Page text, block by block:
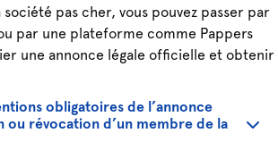
pas cher, vous pouvez passer par
par une plateforme comme Pappers
une annonce légale officielle et obtenir
obligatoires de l’annonce
ou révocation d’un membre de la